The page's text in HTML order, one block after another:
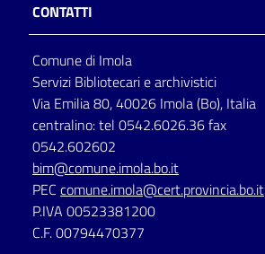
per
lettura
Seguici
su
CONTATTI
Comune di Imola
Servizi Bibliotecari e archivistici
Via Emilia 80, 40026 Imola (Bo), Italia
centralino: tel 0542.6026.36 fax
0542.602602
bim@comune.imola.bo.it
PEC comune.imola@cert.provincia.bo.it
P.IVA 00523381200
C.F. 00794470377